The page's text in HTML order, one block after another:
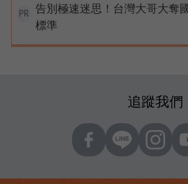
PR
告別極速迷思！台灣大哥大奪
標準
追蹤我們